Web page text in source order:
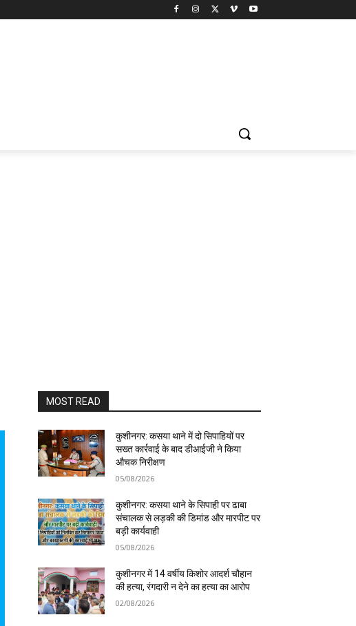
MOST READ
कुशीनगर: कसया थाने में दो सिपाहियों पर
सख्त कार्रवाई के बाद डीआईजी ने किया
औचक निरीक्षण
05/08/2026
कुशीनगर: कसया थाने के सिपाही पर ढाबा
संचालक से लड़की की डिमांड और मारपीट पर
बड़ी कार्यवाही
05/08/2026
कुशीनगर में 14 वर्षीय किशोर आदर्श चौहान
की हत्या, रंगदारी न देने का हत्या का आरोप
02/08/2026